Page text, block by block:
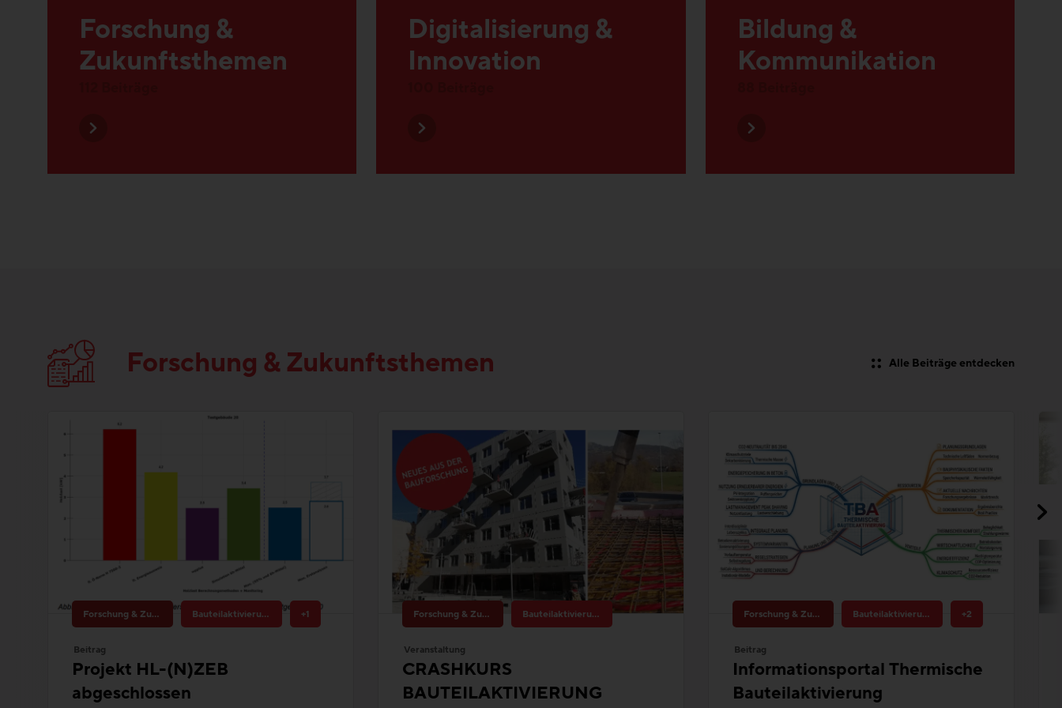
112 Beiträge 100 Beiträge 88 Beiträge
Forschung & Zukunftsthemen +1
Projekt HL-(N)ZEB
abgeschlossen
Überdimensionierung der
Wärmebereitstellungssysteme
Veranstaltung
CRASHKURS
BAUTEILAKTIVIERUNG
Do. 26. November 2026, 10:30 - 14:30
Massive Gebäudeteile als
Bauteilaktivierung +2
Informationsportal Thermische
Bauteilaktivierung
Überblick über Projektentwicklung,
Planungsgrundsätze und Best Practices